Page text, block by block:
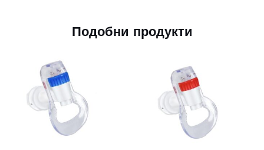
Подобни продукти